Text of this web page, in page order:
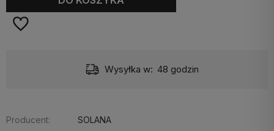
Wysyłka w: 48 godzin
Producent:
SOLANA